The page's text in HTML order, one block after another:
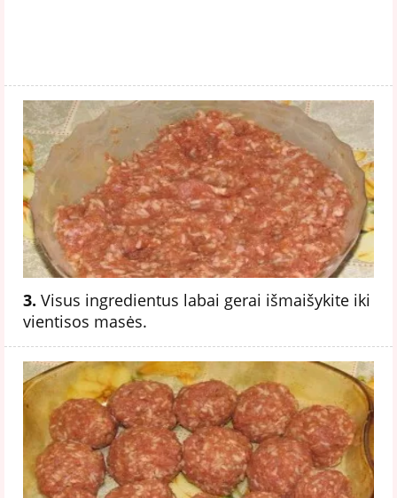
3. Visus ingredientus labai gerai išmaišykite iki
vientisos masės.